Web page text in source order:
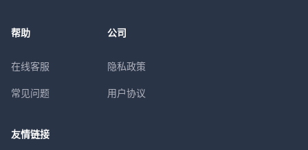
帮助
在线客服
常见问题
公司
隐私政策
用户协议
友情链接